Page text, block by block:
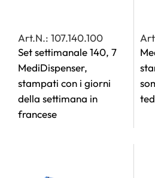
Art.N.: 107.140.100
Set settimanale 140, 7
MediDispenser,
stampati con i giorni
della settimana in
francese